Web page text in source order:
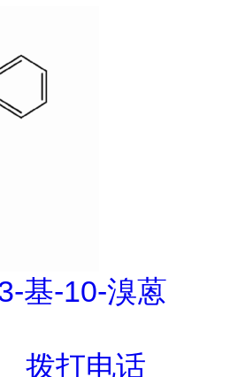
基-10-溴蒽
拨打电话